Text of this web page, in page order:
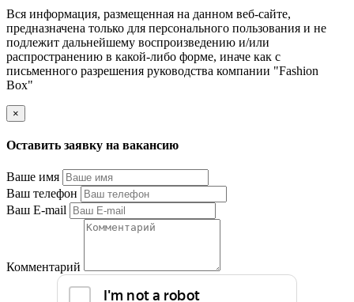
Вся информация, размещенная на данном веб-сайте,
предназначена только для персонального пользования и не
подлежит дальнейшему воспроизведению и/или
распространению в какой-либо форме, иначе как с
письменного разрешения руководства компании "Fashion
Box"
×
Оставить заявку на вакансию
Ваше имя
Ваш телефон
Ваш E-mail
Комментарий